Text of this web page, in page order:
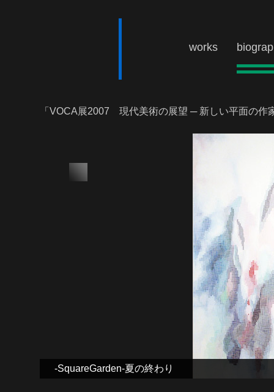
works
「VOCA展2007 現代美術の展望 ─ 新しい平面の作
-SquareGarden-夏の終わり